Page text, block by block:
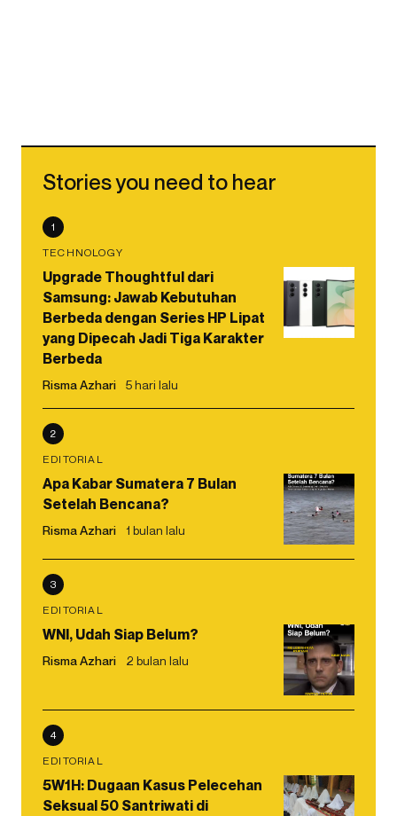
Stories you need to hear
1
TECHNOLOGY
Upgrade Thoughtful dari
Samsung: Jawab Kebutuhan
Berbeda dengan Series HP Lipat
yang Dipecah Jadi Tiga Karakter
Berbeda
Risma Azhari 5 hari lalu
2
EDITORIAL
Apa Kabar Sumatera 7 Bulan
Setelah Bencana?
Risma Azhari 1 bulan lalu
3
EDITORIAL
WNI, Udah Siap Belum?
Risma Azhari 2 bulan lalu
4
EDITORIAL
5W1H: Dugaan Kasus Pelecehan
Seksual 50 Santriwati di